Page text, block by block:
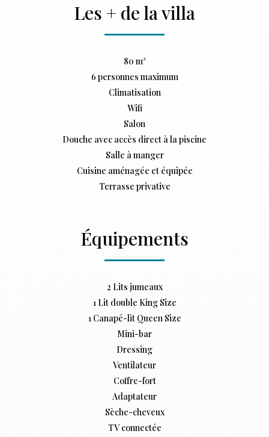
Les + de la villa
80 m²
6 personnes maximum
Climatisation
Wifi
Salon
Douche avec accès direct à la piscine
Salle à manger
Cuisine aménagée et équipée
Terrasse privative
Équipements
2 Lits jumeaux
1 Lit double King Size
1 Canapé-lit Queen Size
Mini-bar
Dressing
Ventilateur
Coffre-fort
Adaptateur
Sèche-cheveux
TV connectée